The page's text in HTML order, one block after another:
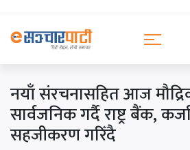
नयाँ संरचनासहित आज
सार्वजनिक गर्दै राष्ट्र बैंक,
सहजीकरण गरिँदै